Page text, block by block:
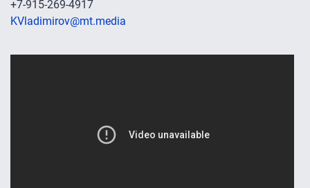
+7-915-269-4917
KVladimirov@mt.media